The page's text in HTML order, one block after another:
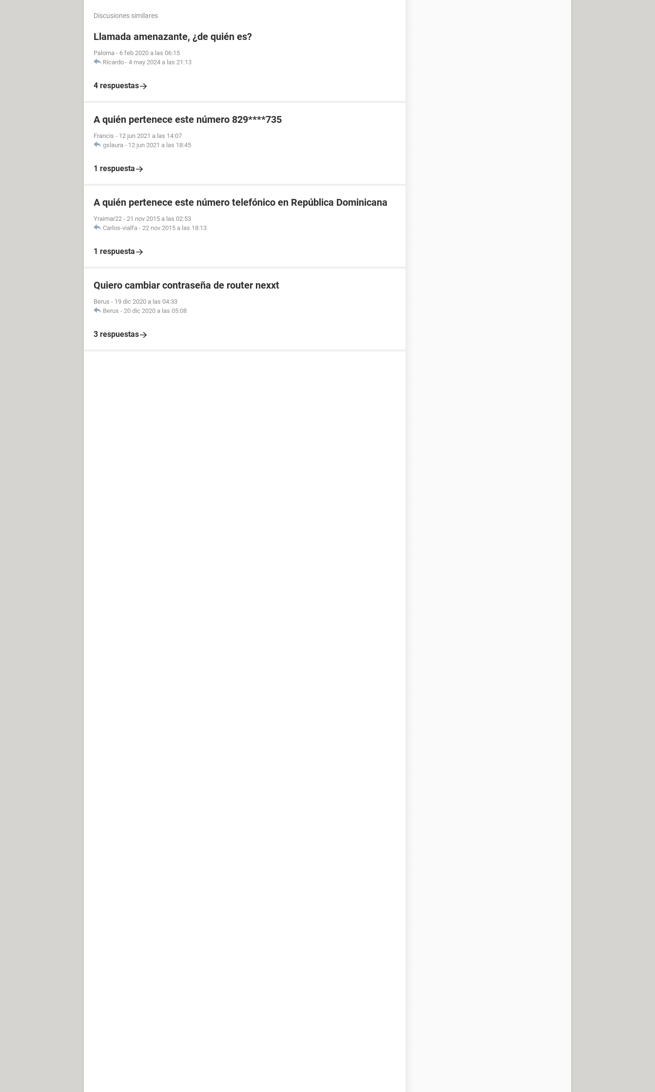
Discusiones similares
Llamada amenazante, ¿de quién es?
Paloma - 6 feb 2020 a las 06:15
Ricardo - 4 may 2024 a las 21:13
4 respuestas
A quién pertenece este número 829****735
Francis - 12 jun 2021 a las 14:07
gslaura - 12 jun 2021 a las 18:45
1 respuesta
A quién pertenece este número telefónico en República Dominicana
Yraimar22 - 21 nov 2015 a las 02:53
Carlos-vialfa - 22 nov 2015 a las 18:13
1 respuesta
Quiero cambiar contraseña de router nexxt
Berus - 19 dic 2020 a las 04:33
Berus - 20 dic 2020 a las 05:08
3 respuestas